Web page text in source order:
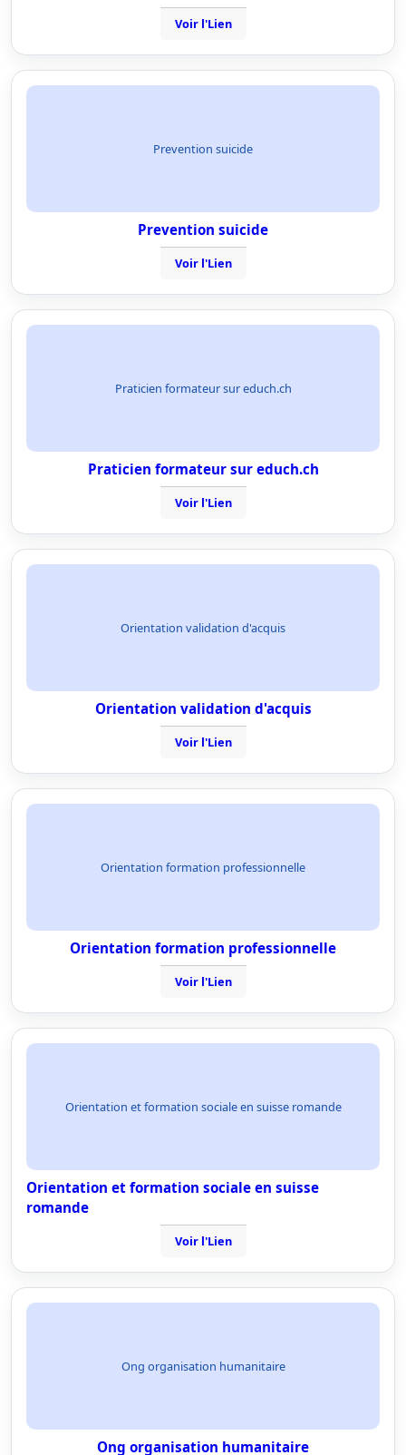
Voir l'Lien
Prevention suicide
Prevention suicide
Voir l'Lien
Praticien formateur sur educh.ch
Praticien formateur sur educh.ch
Voir l'Lien
Orientation validation d'acquis
Orientation validation d'acquis
Voir l'Lien
Orientation formation professionnelle
Orientation formation professionnelle
Voir l'Lien
Orientation et formation sociale en suisse romande
Orientation et formation sociale en suisse
romande
Voir l'Lien
Ong organisation humanitaire
Ong organisation humanitaire